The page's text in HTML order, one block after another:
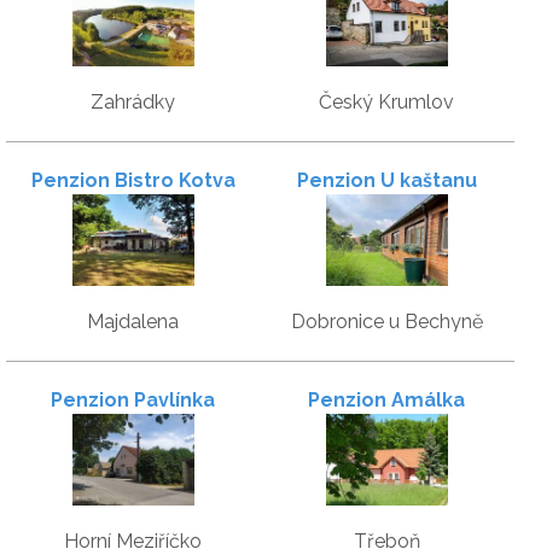
Zahrádky Český Krumlov
Penzion Bistro Kotva
Majdalena
Penzion U kaštanu
Dobronice u Bechyně
Penzion Pavlínka
Horní Meziříčko
Penzion Amálka
Třeboň